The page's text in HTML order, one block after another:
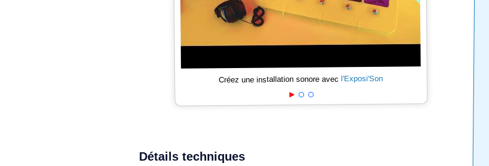
Créez une installation sonore avecl'Exposi'Son
Détails techniques